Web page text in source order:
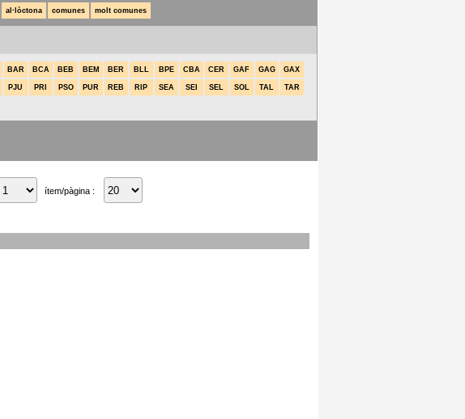
al·lòctona comunes molt comunes
BAR BCA BEB BEM BER BLL BPE CBA CER GAF GAG GAX
PJU PRI PSO PUR REB RIP SEA SEI SEL SOL TAL TAR
ítem/pàgina :